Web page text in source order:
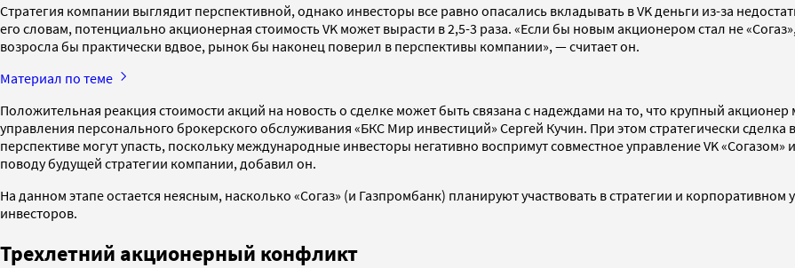
Стратегия компании выглядит перспективной, однако инвесторы все равно опасались вкладывать в VK деньги из-за
его словам, потенциально акционерная стоимость VK может вырасти в 2,5-3 раза. «Если бы новым акционером стал не
возросла бы практически вдвое, рынок бы наконец поверил в перспективы компании», — считает он.
Материал по теме
Положительная реакция стоимости акций на новость о сделке может быть связана с надеждами на то, что крупный
управления персонального брокерского обслуживания «БКС Мир инвестиций» Сергей Кучин. При этом стратегически
перспективе могут упасть, поскольку международные инвесторы негативно воспримут совместное управление VK
поводу будущей стратегии компании, добавил он.
На данном этапе остается неясным, насколько «Согаз» (и Газпромбанк) планируют участвовать в стратегии и
инвесторов.
Трехлетний акционерный конфликт